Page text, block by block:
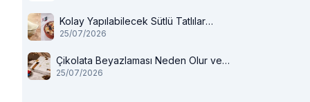
Kolay Yapılabilecek Sütlü Tatlılar
Nelerdir?
25/07/2026
Çikolata Beyazlaması Neden Olur ve
Tüketilir mi?
25/07/2026